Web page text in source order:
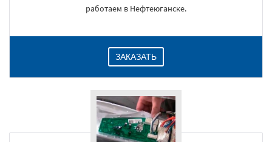
работаем в Нефтеюганске.
ЗАКАЗАТЬ